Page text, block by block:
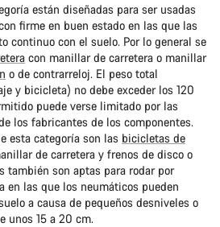
están diseñadas para ser usadas
firme en buen estado en las que las
continuo con el suelo. Por lo general se
con manillar de carretera o manillar
o de contrarreloj. El peso total
y bicicleta) no debe exceder los 120
puede verse limitado por las
los fabricantes de los componentes.
esta categoría son las bicicletas de
de carretera y frenos de disco o
también son aptas para rodar por
en las que los neumáticos pueden
a causa de pequeños desniveles o
unos 15 a 20 cm.